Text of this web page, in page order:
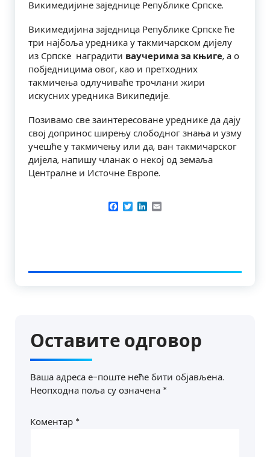
Викимедијине заједнице Републике Српске.
Викимедијина заједница Републике Српске ће
три најбоља уредника у такмичарском дијелу
из Српске наградити ваучерима за књиге, а о
побједницима овог, као и претходних
такмичења одлучиваће трочлани жири
искусних уредника Википедије.
Позивамо све заинтересоване уреднике да дају
свој допринос ширењу слободног знања и узму
учешће у такмичењу или да, ван такмичарског
дијела, напишу чланак о некој од земаља
Централне и Источне Европе.
Facebook
TwitterLinkedIn
Оставите одговор
Ваша адреса е-поште неће бити објављена.
Неопходна поља су означена *
Коментар *